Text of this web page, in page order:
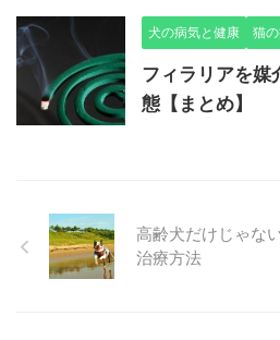
犬の病気と健康 猫
フィラリアを媒
態【まとめ】
高齢犬だけじゃな
治療方法